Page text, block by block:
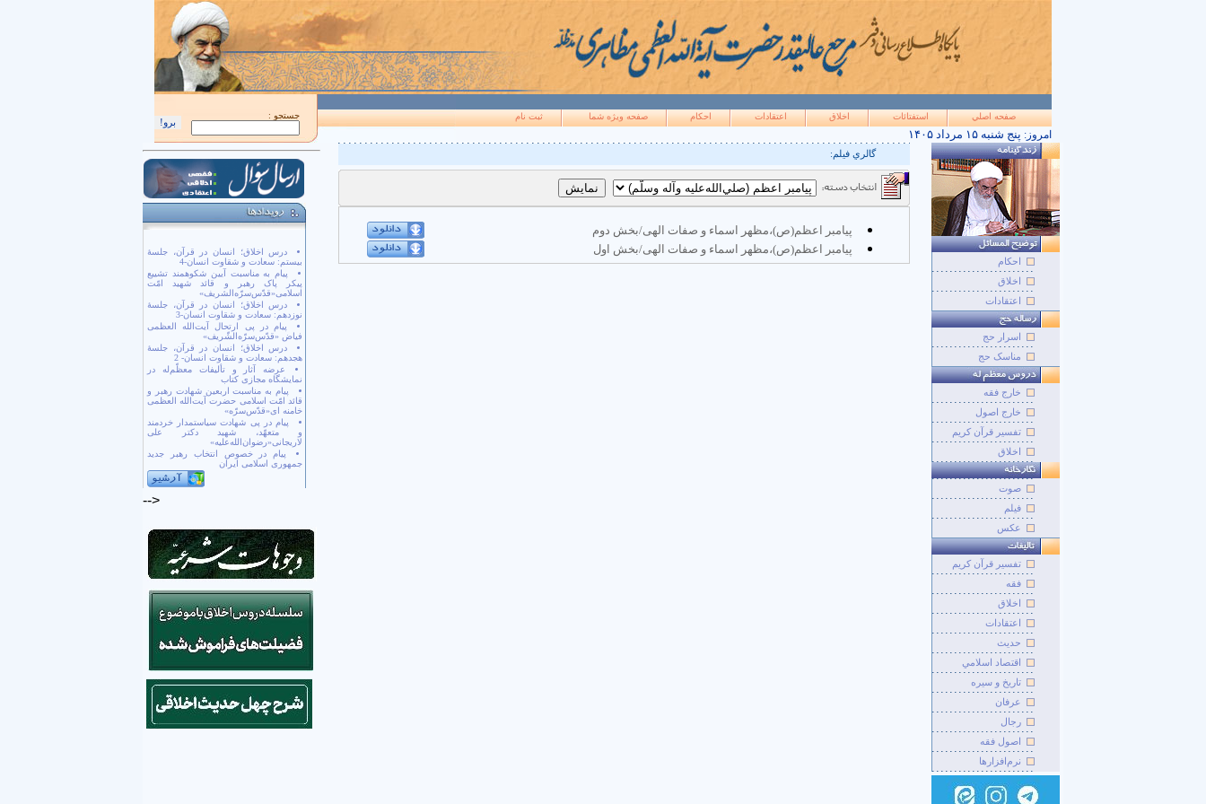
جستجو : صفحه اصلي استفتائات اخلاق اعتقادات احکام صفحه ويژه شما ثبت نام
امروز: ۱۴۰۵ پنج شنبه ۱۵ مرداد
درس اخلاق؛ انسان در قرآن، جلسۀ
بیستم: سعادت و شقاوت انسان-4
پیام به مناسبت آیین شکوهمند تشییع
پیکر پاک رهبر و قائد شهید امّت
اسلامی«قدّس‌سرّه‌الشریف»
درس اخلاق؛ انسان در قرآن، جلسۀ
نوزدهم: سعادت و شقاوت انسان-3
پیام در پی ارتحال آیت‌الله العظمی
فیاض «قدّس‌سرّه‌الشّریف»
درس اخلاق؛ انسان در قرآن، جلسۀ
هجدهم: سعادت و شقاوت انسان- 2
عرضه آثار و تألیفات معظّم‌له در
نمایشگاه مجازی کتاب
پیام به مناسبت اربعین شهادت رهبر و
قائد امّت اسلامی حضرت آیت‌الله العظمی
خامنه ای«قدّس‌سرّه»
پیام در پی شهادت سیاستمدار خردمند
و متعهّد، شهید دکتر علی
لاریجانی«رضوان‌الله‌علیه»
پیام در خصوص انتخاب رهبر جدید
جمهوری اسلامی ایران
-->
گالري فيلم:
پیامبر اعظم(ص)،مظهر اسماء و صفات الهی/بخش دوم
پیامبر اعظم(ص)،مظهر اسماء و صفات الهی/بخش اول
احکام
اخلاق
اعتقادات
اسرار حج
مناسک حج
خارج فقه
خارج اصول
تفسیر قرآن کریم
اخلاق
صوت
فيلم
عکس
تفسير قرآن کريم
فقه
اخلاق
اعتقادات
حديث
اقتصاد اسلامي
تاريخ و سيره
عرفان
رجال
اصول فقه
نرم‌افزارها